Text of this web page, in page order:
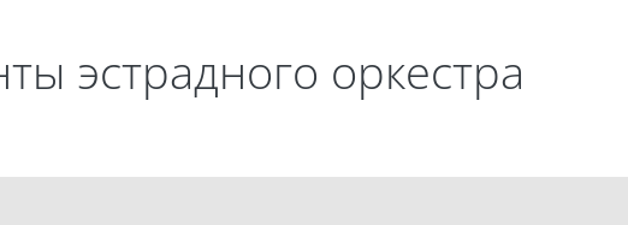
эстрадного оркестра